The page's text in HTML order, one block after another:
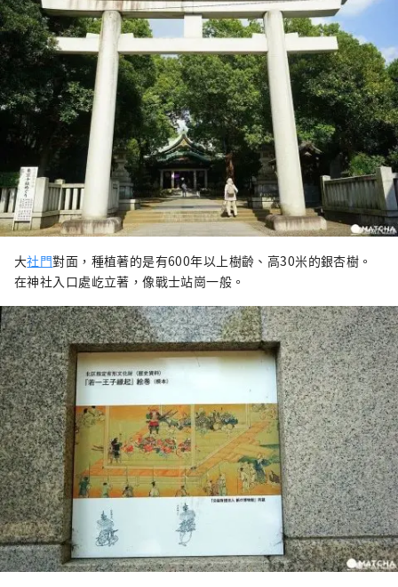
大社門對面，種植著的是有600年以上樹齡、高30米的銀杏樹。
在神社入口處屹立著，像戰士站崗一般。